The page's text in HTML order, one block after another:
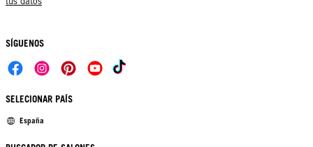
SÍGUENOS
SELECIONAR PAÍS
España